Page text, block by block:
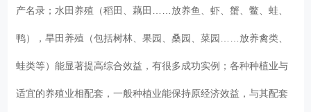
产名录；水田养殖（稻田、藕田……放养鱼、虾、蟹、鳖、蛙、
鸭），旱田养殖（包括树林、果园、桑园、菜园……放养禽类、
蛙类等）能显著提高综合效益，有很多成功实例；各种种植业与
适宜的养殖业相配套，一般种植业能保持原经济效益，与其配套